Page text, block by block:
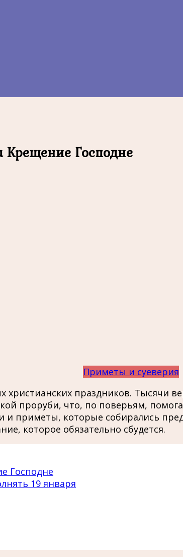
Господне
Приметы и суеверия
христианских праздников. Тысячи
проруби, что, по поверьям,
и приметы, которые собирались
которое обязательно сбудется.
Господне
19 января